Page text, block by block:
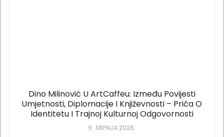
Dino Milinović U ArtCaffeu: Između Povijesti
Umjetnosti, Diplomacije I Književnosti – Priča O
Identitetu I Trajnoj Kulturnoj Odgovornosti
9. SRPNJA 2026.